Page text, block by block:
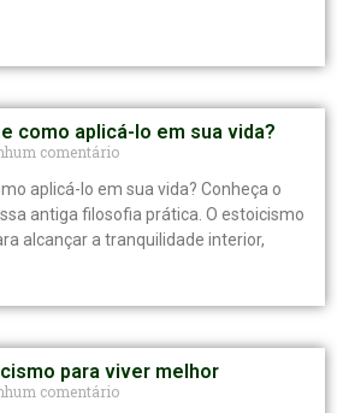
como aplicá-lo em sua vida?
comentário
aplicá-lo em sua vida? Conheça o
antiga filosofia prática. O estoicismo
alcançar a tranquilidade interior,
para viver melhor
comentário